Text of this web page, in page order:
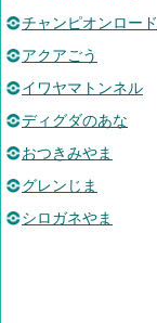
チャンピオンロード
アクアごう
イワヤマトンネル
ディグダのあな
おつきみやま
グレンじま
シロガネやま